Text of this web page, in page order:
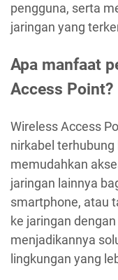
pengguna, serta
jaringan yang
Apa manfaat
Access Point?
Wireless Access
nirkabel terhubung
memudahkan
jaringan lainnya
smartphone, atau
ke jaringan
menjadikannya
lingkungan yang